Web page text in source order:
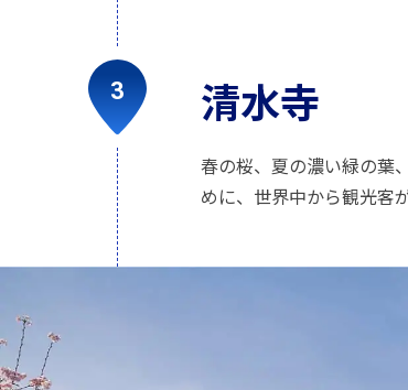
清水寺
春の桜、夏の濃い緑の葉
めに、世界中から観光客